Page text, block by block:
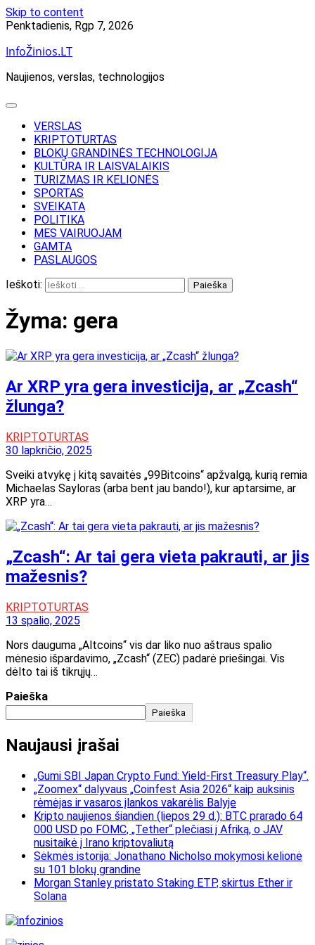
Skip to content
Penktadienis, Rgp 7, 2026
InfoŽinios.LT
Naujienos, verslas, technologijos
VERSLAS
KRIPTOTURTAS
BLOKŲ GRANDINĖS TECHNOLOGIJA
KULTŪRA IR LAISVALAIKIS
TURIZMAS IR KELIONĖS
SPORTAS
SVEIKATA
POLITIKA
MES VAIRUOJAM
GAMTA
PASLAUGOS
Ieškoti:
Žyma: gera
Ar XRP yra gera investicija, ar „Zcash“
žlunga?
KRIPTOTURTAS
30 lapkričio, 2025
Sveiki atvykę į kitą savaitės „99Bitcoins“ apžvalgą, kurią remia
Michaelas Sayloras (arba bent jau bando!), kur aptarsime, ar
XRP yra…
„Zcash“: Ar tai gera vieta pakrauti, ar jis
mažesnis?
KRIPTOTURTAS
13 spalio, 2025
Nors dauguma „Altcoins“ vis dar liko nuo aštraus spalio
mėnesio išpardavimo, „Zcash“ (ZEC) padarė priešingai. Vis
dėlto tai iš tikrųjų…
Paieška
Paieška
Naujausi įrašai
„Gumi SBI Japan Crypto Fund: Yield-First Treasury Play“.
„Zoomex“ dalyvaus „Coinfest Asia 2026“ kaip auksinis
rėmėjas ir vasaros įlankos vakarėlis Balyje
Kripto naujienos šiandien (liepos 29 d.): BTC prarado 64
000 USD po FOMC, „Tether“ plečiasi į Afriką, o JAV
nusitaikė į Irano kriptovaliutą
Sėkmės istorija: Jonathano Nicholso mokymosi kelionė
su 101 blokų grandine
Morgan Stanley pristato Staking ETP, skirtus Ether ir
Solana